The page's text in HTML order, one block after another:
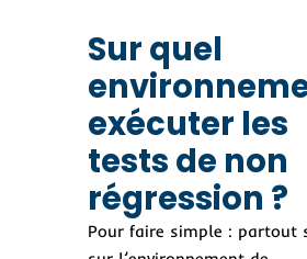
Sur quel
exécuter les
tests de non
régression ?
Pour faire simple : partout